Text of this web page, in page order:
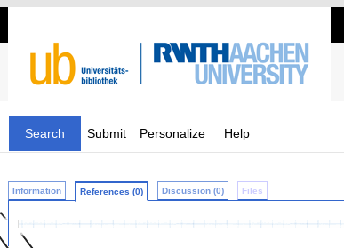
Search Submit Personalize Help
Information References (0) Discussion (0) Files